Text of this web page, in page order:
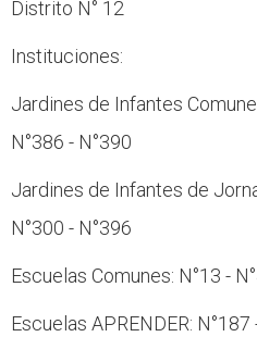
Distrito N° 12
Instituciones:
Jardines de Infantes
N°386 - N°390
Jardines de Infantes de
N°300 - N°396
Escuelas Comunes: N°13 -
Escuelas APRENDER: N°187